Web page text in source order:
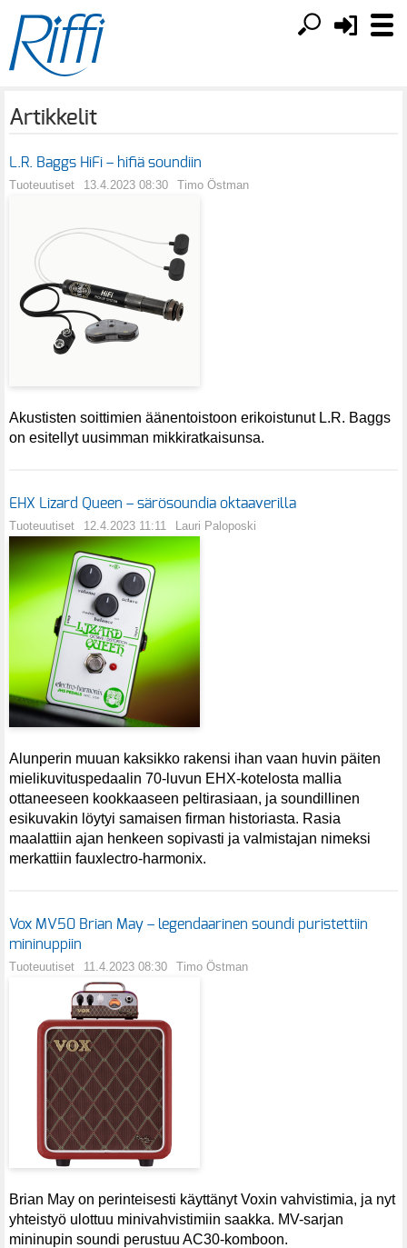
Artikkelit
L.R. Baggs HiFi – hifiä soundiin
Tuoteuutiset 13.4.2023 08:30 Timo Östman
Akustisten soittimien äänentoistoon erikoistunut L.R. Baggs
on esitellyt uusimman mikkiratkaisunsa.
EHX Lizard Queen – särösoundia oktaaverilla
Tuoteuutiset 12.4.2023 11:11 Lauri Paloposki
Alunperin muuan kaksikko rakensi ihan vaan huvin päiten
mielikuvituspedaalin 70-luvun EHX-kotelosta mallia
ottaneeseen kookkaaseen peltirasiaan, ja soundillinen
esikuvakin löytyi samaisen firman historiasta. Rasia
maalattiin ajan henkeen sopivasti ja valmistajan nimeksi
merkattiin fauxlectro-harmonix.
Vox MV50 Brian May – legendaarinen soundi puristettiin
mininuppiin
Tuoteuutiset 11.4.2023 08:30 Timo Östman
Brian May on perinteisesti käyttänyt Voxin vahvistimia, ja nyt
yhteistyö ulottuu minivahvistimiin saakka. MV-sarjan
mininupin soundi perustuu AC30-komboon.